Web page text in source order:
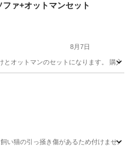
ァ+オットマンセット
8月7日
オットマンのセットになります。 購
い猫の引っ掻き傷があるため付けませ